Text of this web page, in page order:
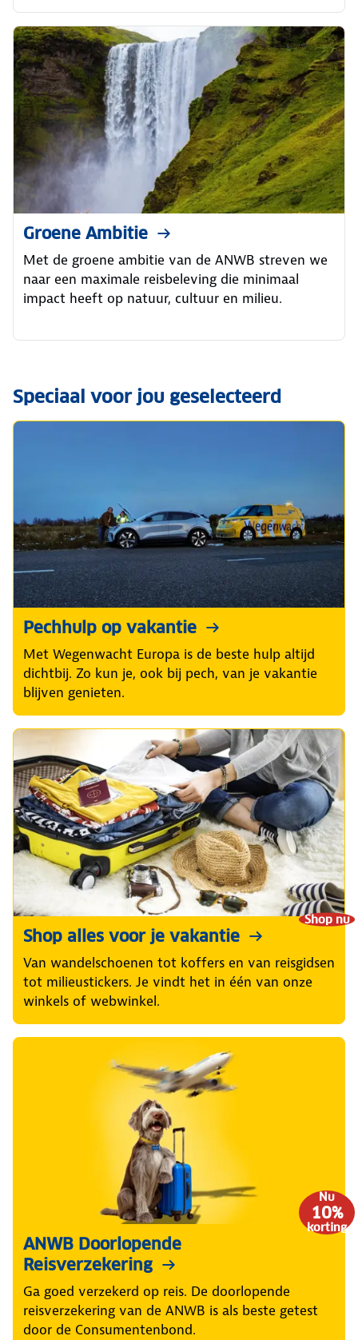
Groene Ambitie
Met de groene ambitie van de ANWB streven we
naar een maximale reisbeleving die minimaal
impact heeft op natuur, cultuur en milieu.
Speciaal voor jou geselecteerd
Pechhulp op vakantie
Met Wegenwacht Europa is de beste hulp altijd
dichtbij. Zo kun je, ook bij pech, van je vakantie
blijven genieten.
Shop nu
Shop alles voor je vakantie
Van wandelschoenen tot koffers en van reisgidsen
tot milieustickers. Je vindt het in één van onze
winkels of webwinkel.
Nu
10%
korting
ANWB Doorlopende
Reisverzekering
Ga goed verzekerd op reis. De doorlopende
reisverzekering van de ANWB is als beste getest
door de Consumentenbond.